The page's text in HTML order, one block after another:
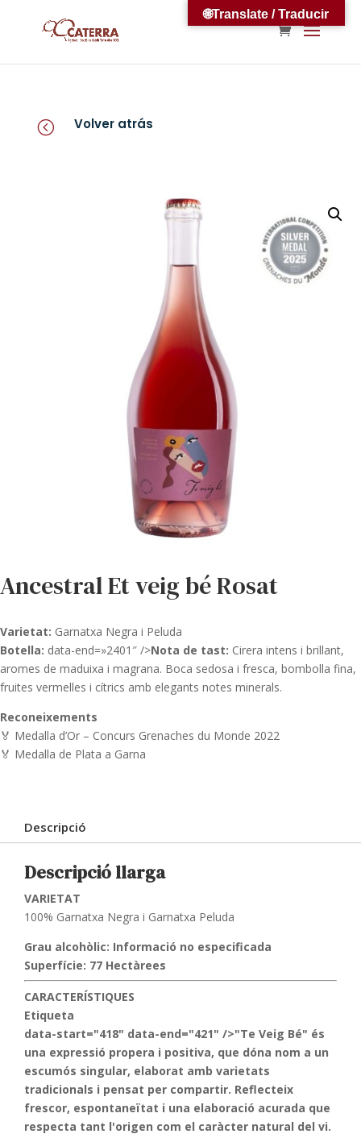
< Volver atrás
Ancestral Et veig bé Rosat
Varietat: Garnatxa Negra i Peluda
Botella: data-end=»2401″ />Nota de tast: Cirera intens i brillant,
aromes de maduixa i magrana. Boca sedosa i fresca, bombolla fina,
fruites vermelles i cítrics amb elegants notes minerals.
Reconeixements
🏅 Medalla d’Or – Concurs Grenaches du Monde 2022
🏅 Medalla de Plata a Garna
Descripció
Descripció llarga
VARIETAT
100% Garnatxa Negra i Garnatxa Peluda
Grau alcohòlic: Informació no especificada
Superfície: 77 Hectàrees
CARACTERÍSTIQUES
Etiqueta
data-start="418" data-end="421" />"Te Veig Bé" és
una expressió propera i positiva, que dóna nom a un
escumós singular, elaborat amb varietats
tradicionals i pensat per compartir. Reflecteix
frescor, espontaneïtat i una elaboració acurada que
respecta tant l'origen com el caràcter natural del vi.
🌐Translate / Traducir